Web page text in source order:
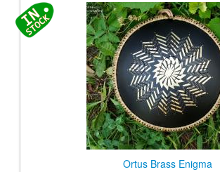
Ortus Brass Enigma